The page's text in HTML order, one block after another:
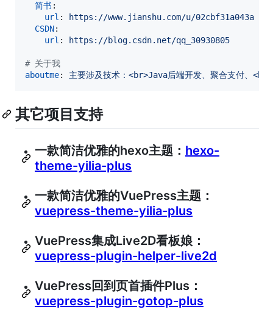
简书 :
url :
https://www.jianshu.com/u/02cbf31a043a
CSDN:
url : https://blog.csdn.net/qq_30930805
# 关于我
aboutme: 主要涉及技术：<br>Java后端开发、聚合支付、
其它项目支持
一款简洁优雅的hexo主题： hexo-
theme-yilia-plus
一款简洁优雅的VuePress主题：
vuepress-theme-yilia-plus
VuePress集成Live2D看板娘：
vuepress-plugin-helper-live2d
VuePress回到页首插件Plus：
vuepress-plugin-gotop-plus